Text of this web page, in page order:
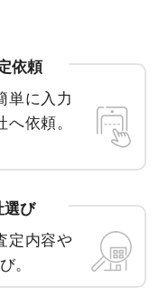
依頼
単に入力
依頼。
選び
定内容や
。